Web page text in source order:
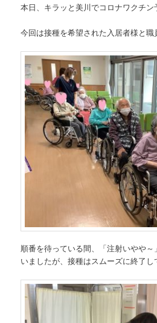
本日、キラッと美川でコロナワクチン
今回は接種を希望された入居者様と職
順番を待っている間、「注射いやや
いましたが、接種はスムーズに終了